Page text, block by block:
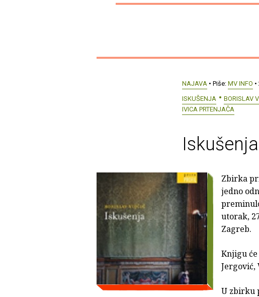
NAJAVA • Piše: MV INFO
ISKUŠENJA
BORISLAV
IVICA PRTENJAČA
Zbirka
jedno
utorak,
Zagreb.
Knjigu
Jergović,
U zbirku